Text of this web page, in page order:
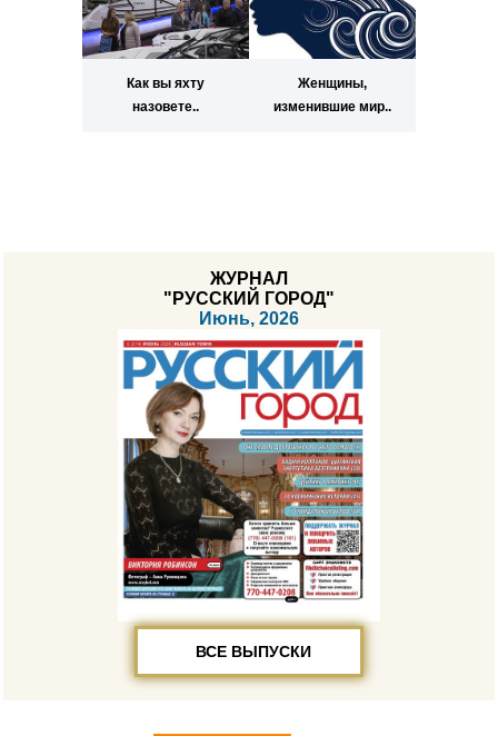
Как вы яхту
назовете..
Женщины,
изменившие мир..
ЖУРНАЛ
"РУССКИЙ ГОРОД"
Июнь, 2026
ВСЕ ВЫПУСКИ